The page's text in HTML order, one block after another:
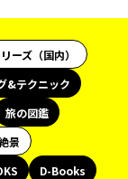
ーズ（国内）
&テクニック
旅の図鑑
景
D-Books